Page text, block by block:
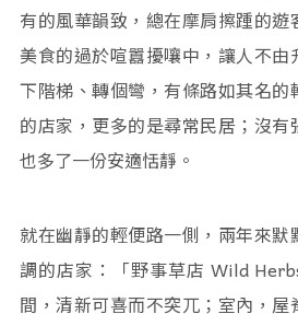
有的風華韻致，總在摩肩擦踵的
美食的過於喧囂擾嚷中，讓人不由
下階梯、轉個彎，有條路如其名的
的店家，更多的是尋常民居；沒
也多了一份安適恬靜。
就在幽靜的輕便路一側，兩年來默
調的店家：「野事草店 Wild
間，清新可喜而不突兀；室內，